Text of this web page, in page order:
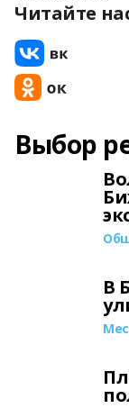
Читайте
Выбор
В